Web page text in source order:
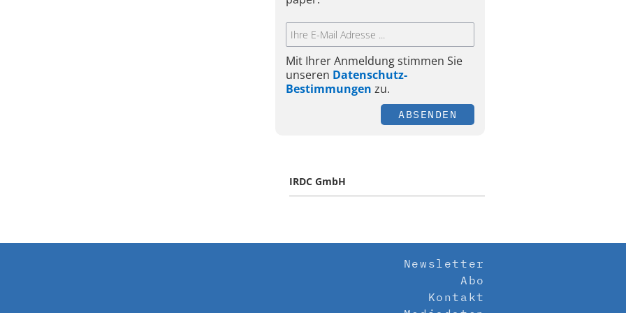
Mit Ihrer Anmeldung stimmen Sie
unseren Datenschutz-
Bestimmungen zu.
ABSENDEN
IRDC GmbH
Newsletter
Abo
Kontakt